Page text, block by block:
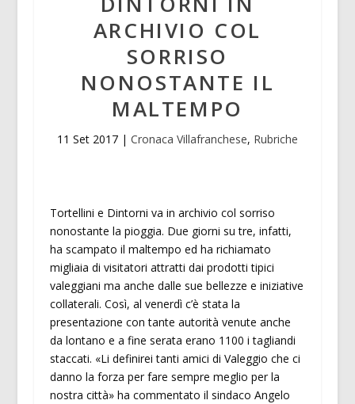
ARCHIVIO COL
SORRISO
NONOSTANTE IL
MALTEMPO
11 Set 2017| Cronaca Villafranchese, Rubriche
Tortellini e Dintorni va in archivio col sorriso
nonostante la pioggia. Due giorni su tre, infatti,
ha scampato il maltempo ed ha richiamato
migliaia di visitatori attratti dai prodotti tipici
valeggiani ma anche dalle sue bellezze e iniziative
collaterali. Così, al venerdì c’è stata la
presentazione con tante autorità venute anche
da lontano e a fine serata erano 1100 i tagliandi
staccati. «Li definirei tanti amici di Valeggio che ci
danno la forza per fare sempre meglio per la
nostra città» ha commentato il sindaco Angelo